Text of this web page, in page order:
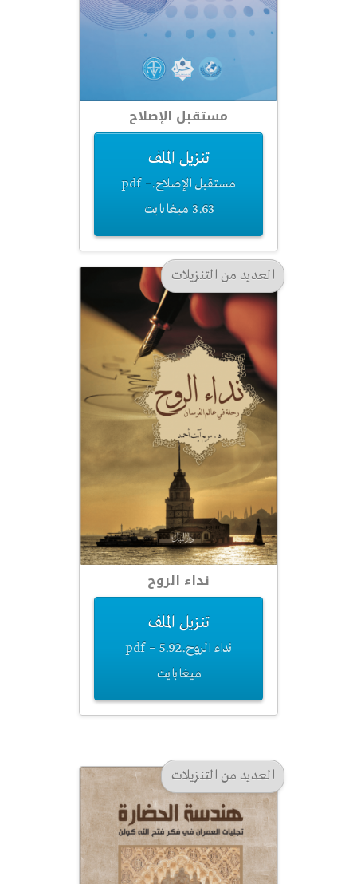
مستقبل الإصلاح
تنزيل الملف
مستقبل الإصلاح.pdf –
3.63 ميغابايت
العديد من التنزيلات
نداء الروح
تنزيل الملف
نداء الروح.pdf – 5.92
ميغابايت
العديد من التنزيلات